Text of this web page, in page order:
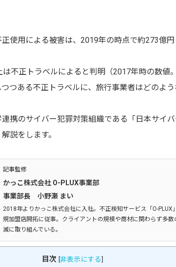
使用による被害は、2019年の時点で約273億
は不正トラベルによると判明（2017年時の数値
つある不正トラベルに、旅行事業者はどのよ
携のサイバー犯罪対策組織である「日本サイ
説をします。
記事監修
かっこ株式会社 O-PLUX事業部
事業部長 小野瀬 まい
2018年よりかっこ株式会社に入社。不正検知サービス「O-
規加盟店開拓に従事。クライアントの規模や商材に関わらず多
滅に取り組んでいる。
目次 [非表示にする]